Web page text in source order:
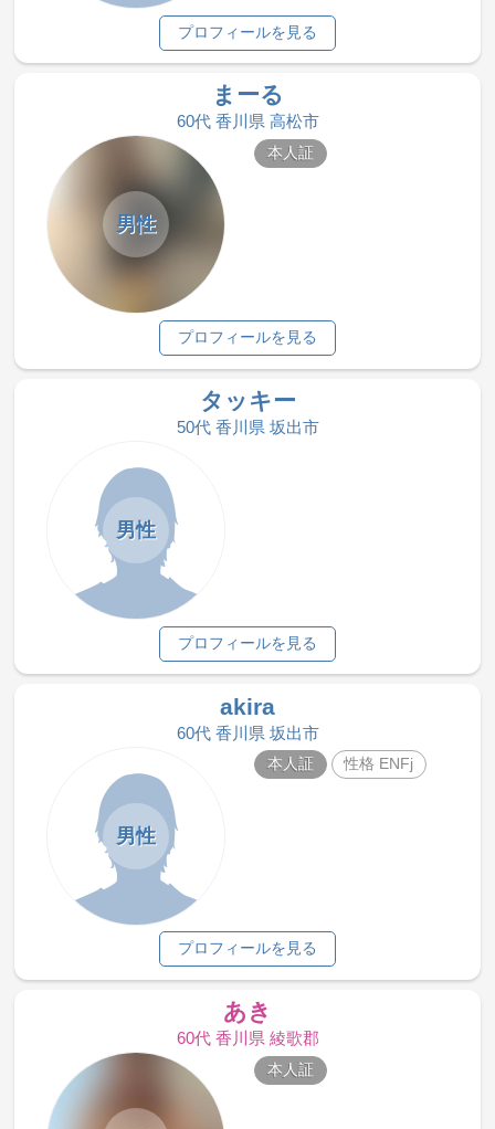
プロフィールを見る
まーる
60代 香川県 高松市
男性
本人証
プロフィールを見る
タッキー
50代 香川県 坂出市
男性
プロフィールを見る
akira
60代 香川県 坂出市
男性
本人証 性格 ENFj
プロフィールを見る
あき
60代 香川県 綾歌郡
本人証